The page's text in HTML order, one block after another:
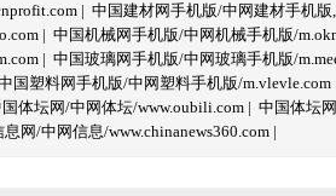
| 中国建材网手机版/中网建材手机版
| 中国机械网手机版/中网机械手机版/
| 中国玻璃网手机版/中网玻璃手机版/
国塑料网手机版/中网塑料手机版/m.vlevle.com
体坛网/中网体坛/www.oubili.com | 中国体坛
网/中网信息/www.chinanews360.com |